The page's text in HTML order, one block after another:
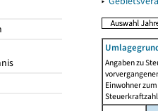
Angaben zu
Einwohner